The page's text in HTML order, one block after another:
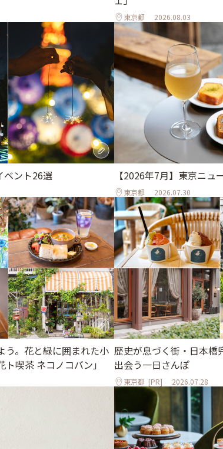
東京都 2026.08.03
ベント26選 【2026年7月】東京ニュ
東京都 2026.07.30
う。花と緑に囲まれた小
喫茶 ネコノコバン」
歴史が息づく街・日本橋
出会う一日さんぽ
東京都 [PR] 2026.07.28